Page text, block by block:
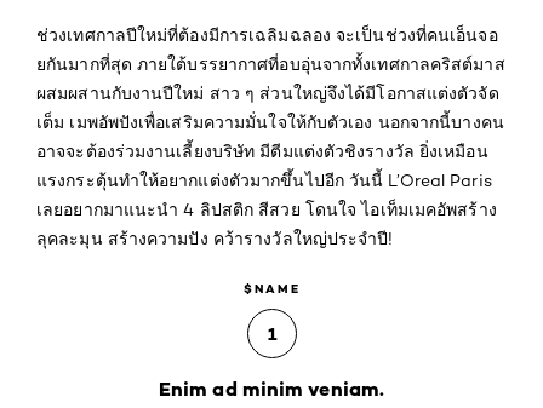
ช่วงเทศกาลปีใหม่ที่ต้องมีการเฉลิมฉลอง จะเป็นช่วงที่คนเอ็นจอ
ยกันมากที่สุด ภายใต้บรรยากาศที่อบอุ่นจากทั้งเทศกาลคริสต์มาส
ผสมผสานกับงานปีใหม่ สาว ๆ ส่วนใหญ่จึงได้มีโอกาสแต่งตัวจัด
เต็ม เมพอัพปังเพื่อเสริมความมั่นใจให้กับตัวเอง นอกจากนี้บางคน
อาจจะต้องร่วมงานเลี้ยงบริษัท มีตีมแต่งตัวชิงรางวัล ยิ่งเหมือน
แรงกระตุ้นทำให้อยากแต่งตัวมากขึ้นไปอีก วันนี้ L’Oreal Paris
เลยอยากมาแนะนำ 4 ลิปสติก สีสวย โดนใจ ไอเท็มเมคอัพสร้าง
ลุคละมุน สร้างความปัง คว้ารางวัลใหญ่ประจำปี!
$NAME
1
Enim ad minim veniam.